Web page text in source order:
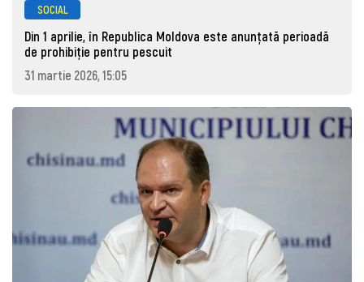
SOCIAL
Din 1 aprilie, în Republica Moldova este anunţată perioadă
de prohibiţie pentru pescuit
31 martie 2026, 15:05